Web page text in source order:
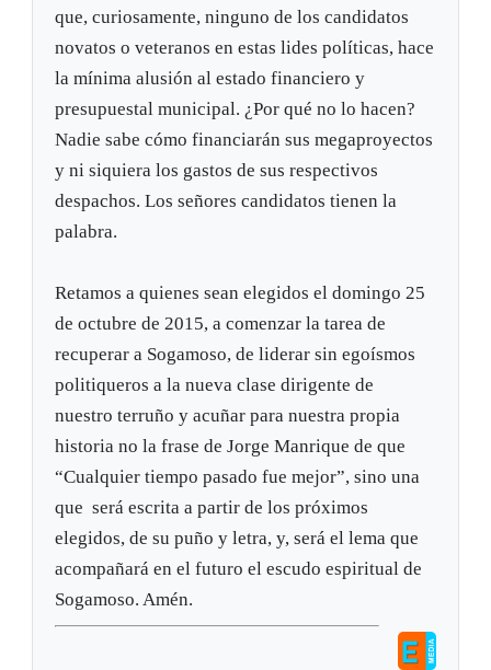
que, curiosamente, ninguno de los candidatos
novatos o veteranos en estas lides políticas, hace
la mínima alusión al estado financiero y
presupuestal municipal. ¿Por qué no lo hacen?
Nadie sabe cómo financiarán sus megaproyectos
y ni siquiera los gastos de sus respectivos
despachos. Los señores candidatos tienen la
palabra.
Retamos a quienes sean elegidos el domingo 25
de octubre de 2015, a comenzar la tarea de
recuperar a Sogamoso, de liderar sin egoísmos
politiqueros a la nueva clase dirigente de
nuestro terruño y acuñar para nuestra propia
historia no la frase de Jorge Manrique de que
“Cualquier tiempo pasado fue mejor”, sino una
que será escrita a partir de los próximos
elegidos, de su puño y letra, y, será el lema que
acompañará en el futuro el escudo espiritual de
Sogamoso. Amén.